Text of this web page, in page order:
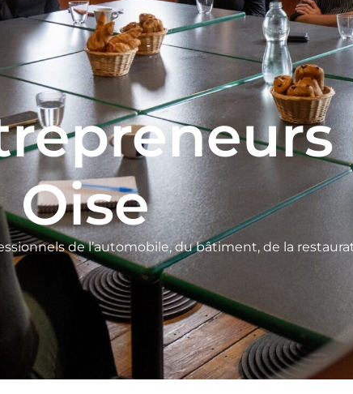
Oise
de l’automobile, du bâtiment, de la